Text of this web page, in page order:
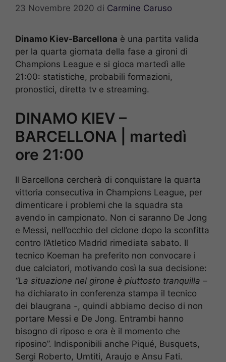
23 Novembre 2020 di Carmine Caruso
Dinamo Kiev-Barcellona è una partita valida
per la quarta giornata della fase a gironi di
Champions League e si gioca martedì alle
21:00: statistiche, probabili formazioni,
pronostici, diretta tv e streaming.
DINAMO KIEV –
BARCELLONA | martedì
ore 21:00
Il Barcellona cercherà di conquistare la quarta
vittoria consecutiva in Champions League, per
dimenticare i problemi che la squadra sta
avendo in campionato. Non ci saranno De Jong
e Messi, nell’occhio del ciclone dopo la sconfitta
contro l’Atletico Madrid rimediata sabato. Il
tecnico Koeman ha preferito non convocare i
due calciatori, motivando così la sua decisione:
“La situazione nel girone è piuttosto tranquilla –
ha dichiarato in conferenza stampa il tecnico
dei blaugrana -, quindi abbiamo deciso di non
portare Messi e De Jong. Entrambi hanno
bisogno di riposo e ora è il momento che
riposino”. Indisponibili anche Piqué, Busquets,
Sergi Roberto, Umtiti, Araujo e Ansu Fati.